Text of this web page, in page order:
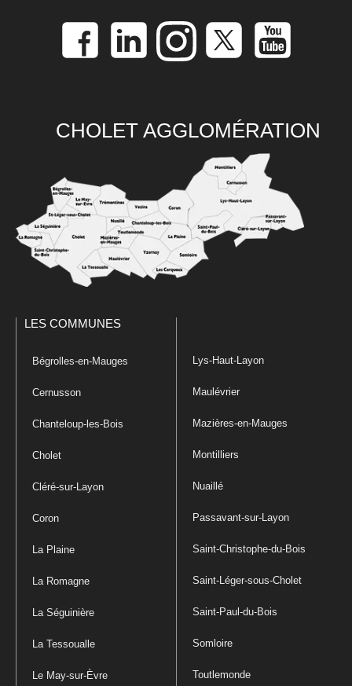
CHOLET AGGLOMÉRATION
LES COMMUNES
Bégrolles-en-Mauges
Cernusson
Chanteloup-les-Bois
Cholet
Cléré-sur-Layon
Coron
La Plaine
La Romagne
La Séguinière
La Tessoualle
Le May-sur-Èvre
Lys-Haut-Layon
Maulévrier
Mazières-en-Mauges
Montilliers
Nuaillé
Passavant-sur-Layon
Saint-Christophe-du-Bois
Saint-Léger-sous-Cholet
Saint-Paul-du-Bois
Somloire
Toutlemonde